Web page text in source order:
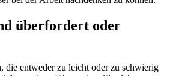
überfordert oder
die entweder zu leicht oder zu schwierig